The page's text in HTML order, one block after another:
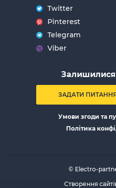
Twitter
Pinterest
Telegram
Viber
ЗАДАТИ
Умови згоди та
Політика
© Electro-
Створення